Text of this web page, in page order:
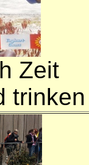
Zeit
trinken